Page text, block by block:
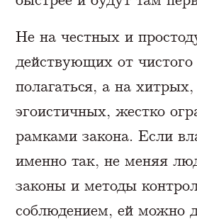
Не на честных и
действующих от
полагаться, а на
эгоистичных, жестко
рамками закона. Если
именно так, не меняя
законы и методы
соблюдением, ей можно